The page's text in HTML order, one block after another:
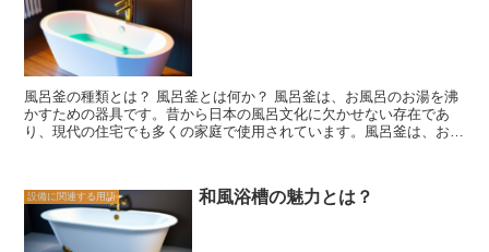
風呂釜の種類とは？ 風呂釜とは何か？ 風呂釜は、お風呂のお湯を沸
かすための器具です。昔から日本の風呂文化に欠かせない存在であ
り、現代の住宅でも多くの家庭で使用されています。風呂釜は、お湯
め、短時間で効率的にお湯を準備することができます。一方、電気風
呂釜は、電気を利用してお湯を沸かすため、ガスのような燃焼の心配
がなく、安全性が高いという特徴があります。 また、最近では省エ
設備に関連する用語 和風浴槽の魅力とは？